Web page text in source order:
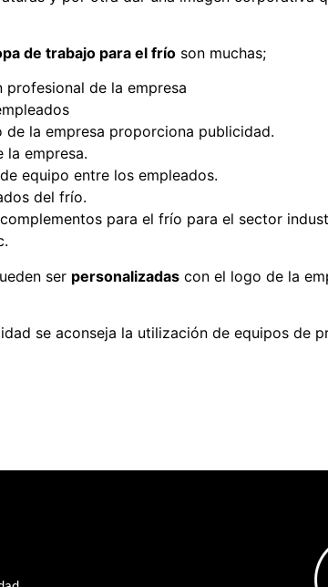
de trabajo para el frío son muchas;
profesional de la empresa
la empresa proporciona publicidad.
la empresa.
equipo entre los empleados.
del frío.
para el frío para el sector
ser personalizadas con el logo de la
se aconseja la utilización de equipos de